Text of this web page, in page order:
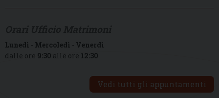
Lunedì - Mercoledì - Venerdì
dalle ore 9:30 alle ore 12:30
Vedi tutti gli appuntamenti